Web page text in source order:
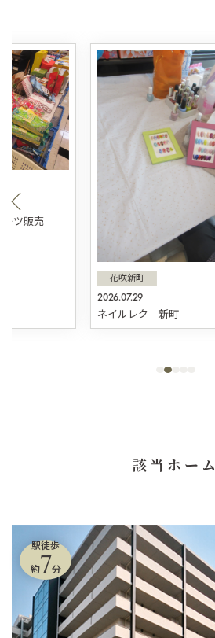
ーツ販売
2026.07.29
花咲新町
ネイルレク 新町
該当ホーム
駅徒歩
約7分